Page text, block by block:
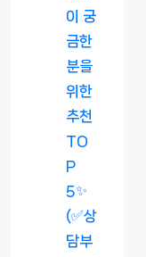
이 궁
금한
분을
위한
추천
TO
P
5✨
(✅상
담부